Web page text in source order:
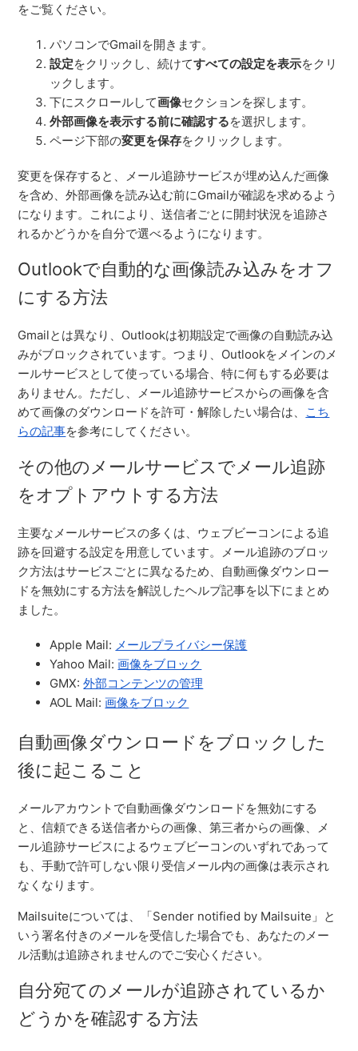
をご覧ください。
パソコンでGmailを開きます。
設定をクリックし、続けてすべての設定を表示をクリ
ックします。
下にスクロールして画像セクションを探します。
外部画像を表示する前に確認するを選択します。
ページ下部の変更を保存をクリックします。
変更を保存すると、メール追跡サービスが埋め込んだ画像
を含め、外部画像を読み込む前にGmailが確認を求めるよう
になります。これにより、送信者ごとに開封状況を追跡さ
れるかどうかを自分で選べるようになります。
Outlookで自動的な画像読み込みをオフ
にする方法
Gmailとは異なり、Outlookは初期設定で画像の自動読み込
みがブロックされています。つまり、Outlookをメインのメ
ールサービスとして使っている場合、特に何もする必要は
ありません。ただし、メール追跡サービスからの画像を含
めて画像のダウンロードを許可・解除したい場合は、 こち
らの記事を参考にしてください。
その他のメールサービスでメール追跡
をオプトアウトする方法
主要なメールサービスの多くは、ウェブビーコンによる追
跡を回避する設定を用意しています。メール追跡のブロッ
ク方法はサービスごとに異なるため、自動画像ダウンロー
ドを無効にする方法を解説したヘルプ記事を以下にまとめ
ました。
Apple Mail: メールプライバシー保護
Yahoo Mail:画像をブロック
GMX:外部コンテンツの管理
AOL Mail:画像をブロック
自動画像ダウンロードをブロックした
後に起こること
メールアカウントで自動画像ダウンロードを無効にする
と、信頼できる送信者からの画像、第三者からの画像、メ
ール追跡サービスによるウェブビーコンのいずれであって
も、手動で許可しない限り受信メール内の画像は表示され
なくなります。
Mailsuiteについては、「Sender notified by Mailsuite」と
いう署名付きのメールを受信した場合でも、あなたのメー
ル活動は追跡されませんのでご安心ください。
自分宛てのメールが追跡されているか
どうかを確認する方法